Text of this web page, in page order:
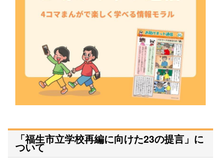
「福生市立学校再編に向けた23の提言」に
ついて